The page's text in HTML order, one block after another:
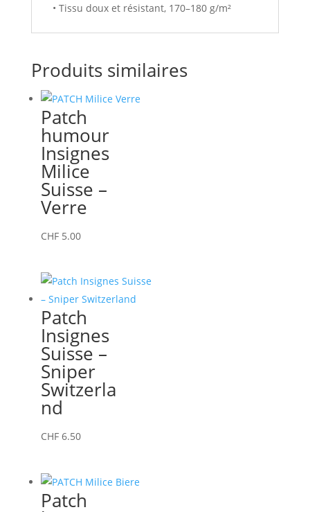
• Tissu doux et résistant, 170–180 g/m²
Produits similaires
Patch
humour
Insignes
Milice
Suisse –
Verre
CHF5.00
Patch
Insignes
Suisse –
Sniper
Switzerla
nd
CHF6.50
Patch